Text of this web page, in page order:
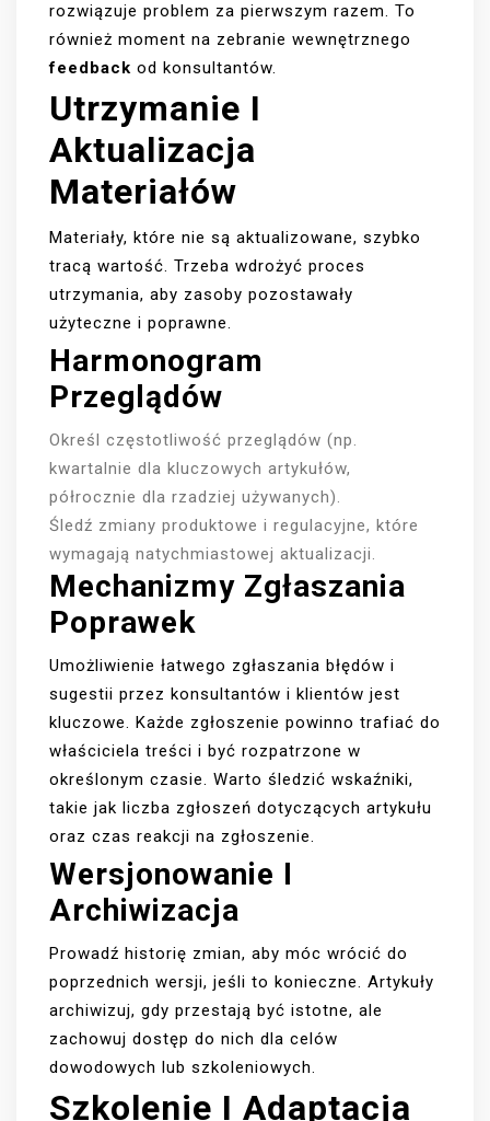
rozwiązuje problem za pierwszym razem. To
również moment na zebranie wewnętrznego
feedback od konsultantów.
Utrzymanie I
Aktualizacja
Materiałów
Materiały, które nie są aktualizowane, szybko
tracą wartość. Trzeba wdrożyć proces
utrzymania, aby zasoby pozostawały
użyteczne i poprawne.
Harmonogram
Przeglądów
Określ częstotliwość przeglądów (np.
kwartalnie dla kluczowych artykułów,
półrocznie dla rzadziej używanych).
Śledź zmiany produktowe i regulacyjne, które
wymagają natychmiastowej aktualizacji.
Mechanizmy Zgłaszania
Poprawek
Umożliwienie łatwego zgłaszania błędów i
sugestii przez konsultantów i klientów jest
kluczowe. Każde zgłoszenie powinno trafiać do
właściciela treści i być rozpatrzone w
określonym czasie. Warto śledzić wskaźniki,
takie jak liczba zgłoszeń dotyczących artykułu
oraz czas reakcji na zgłoszenie.
Wersjonowanie I
Archiwizacja
Prowadź historię zmian, aby móc wrócić do
poprzednich wersji, jeśli to konieczne. Artykuły
archiwizuj, gdy przestają być istotne, ale
zachowuj dostęp do nich dla celów
dowodowych lub szkoleniowych.
Szkolenie I Adaptacja